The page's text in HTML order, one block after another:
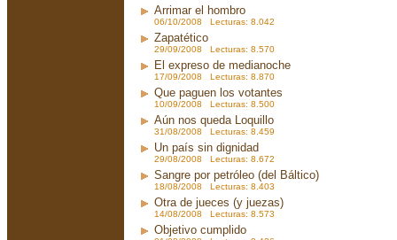
Arrimar el hombro
06/10/2008 Lecturas: 8.042
Zapatético
29/09/2008 Lecturas: 8.570
El expreso de medianoche
17/09/2008 Lecturas: 8.870
Que paguen los votantes
10/09/2008 Lecturas: 8.500
Aún nos queda Loquillo
31/08/2008 Lecturas: 8.459
Un país sin dignidad
29/08/2008 Lecturas: 8.672
Sangre por petróleo (del Báltico)
18/08/2008 Lecturas: 8.403
Otra de jueces (y juezas)
14/08/2008 Lecturas: 8.573
Objetivo cumplido